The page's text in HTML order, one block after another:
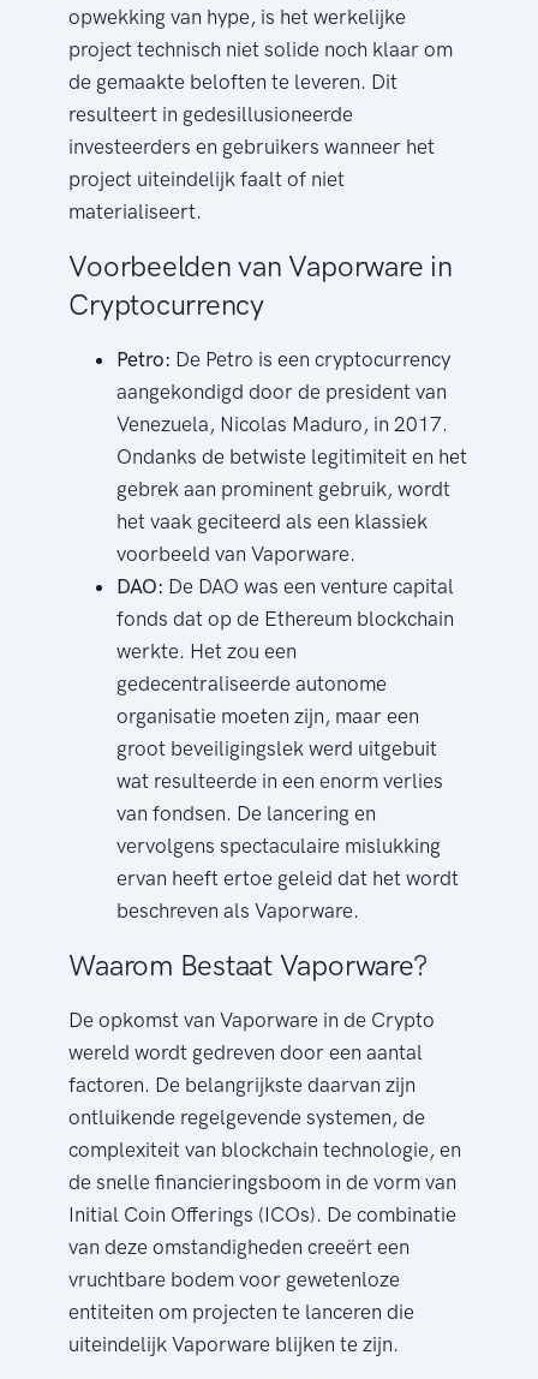
opwekking van hype, is het werkelijke
project technisch niet solide noch klaar om
de gemaakte beloften te leveren. Dit
resulteert in gedesillusioneerde
investeerders en gebruikers wanneer het
project uiteindelijk faalt of niet
materialiseert.
Voorbeelden van Vaporware in
Cryptocurrency
Petro: De Petro is een cryptocurrency
aangekondigd door de president van
Venezuela, Nicolas Maduro, in 2017.
Ondanks de betwiste legitimiteit en het
gebrek aan prominent gebruik, wordt
het vaak geciteerd als een klassiek
voorbeeld van Vaporware.
DAO: De DAO was een venture capital
fonds dat op de Ethereum blockchain
werkte. Het zou een
gedecentraliseerde autonome
organisatie moeten zijn, maar een
groot beveiligingslek werd uitgebuit
wat resulteerde in een enorm verlies
van fondsen. De lancering en
vervolgens spectaculaire mislukking
ervan heeft ertoe geleid dat het wordt
beschreven als Vaporware.
Waarom Bestaat Vaporware?
De opkomst van Vaporware in de Crypto
wereld wordt gedreven door een aantal
factoren. De belangrijkste daarvan zijn
ontluikende regelgevende systemen, de
complexiteit van blockchain technologie, en
de snelle financieringsboom in de vorm van
Initial Coin Offerings (ICOs). De combinatie
van deze omstandigheden creeërt een
vruchtbare bodem voor gewetenloze
entiteiten om projecten te lanceren die
uiteindelijk Vaporware blijken te zijn.